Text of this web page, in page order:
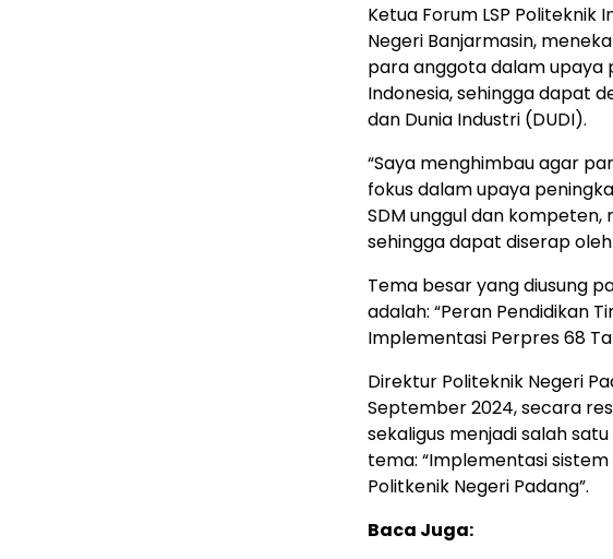
Ketua Forum LSP Politeknik
Negeri Banjarmasin,
para anggota dalam upaya
Indonesia, sehingga dapat
dan Dunia Industri (DUDI).
“Saya menghimbau agar
fokus dalam upaya
SDM unggul dan
sehingga dapat diserap oleh
Tema besar yang diusung
adalah: “Peran Pendidikan
Implementasi Perpres 68
Direktur Politeknik Negeri
September 2024, secara
sekaligus menjadi salah
tema: “Implementasi
Politkenik Negeri Padang”.
Baca Juga: